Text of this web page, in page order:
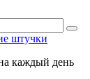
штучки
каждый день